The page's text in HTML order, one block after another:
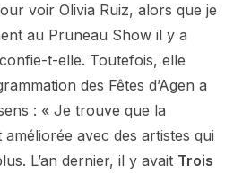
voir Olivia Ruiz, alors que je
au Pruneau Show il y a
t-elle. Toutefois, elle
des Fêtes d’Agen a
: « Je trouve que la
améliorée avec des artistes qui
L’an dernier, il y avait Trois